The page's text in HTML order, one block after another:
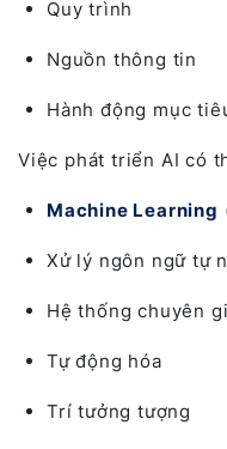
Quy trình
Nguồn thông tin
Hành động mục
Việc phát triển AI có
Machine Learning
Xử lý ngôn ngữ tự
Hệ thống chuyên
Tự động hóa
Trí tưởng tượng